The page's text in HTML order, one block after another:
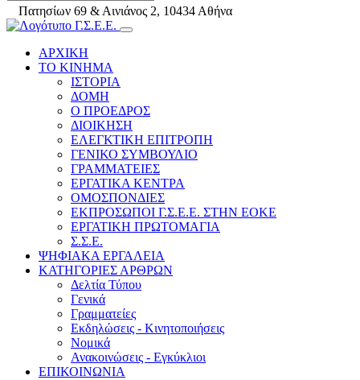
Πατησίων 69 & Αινιάνος 2, 10434 Αθήνα
ΑΡΧΙΚΗ
ΤΟ ΚΙΝΗΜΑ
ΙΣΤΟΡΙΑ
ΔΟΜΗ
Ο ΠΡΟΕΔΡΟΣ
ΔΙΟΙΚΗΣΗ
ΕΛΕΓΚΤΙΚΗ ΕΠΙΤΡΟΠΗ
ΓΕΝΙΚΟ ΣΥΜΒΟΥΛΙΟ
ΓΡΑΜΜΑΤΕΙΕΣ
ΕΡΓΑΤΙΚΑ ΚΕΝΤΡΑ
ΟΜΟΣΠΟΝΔΙΕΣ
ΕΚΠΡΟΣΩΠΟΙ Γ.Σ.Ε.Ε. ΣΤΗΝ ΕΟΚΕ
ΕΡΓΑΤΙΚΗ ΠΡΩΤΟΜΑΓΙΑ
Σ.Σ.Ε.
ΨΗΦΙΑΚΑ ΕΡΓΑΛΕΙΑ
ΚΑΤΗΓΟΡΙΕΣ ΑΡΘΡΩΝ
Δελτία Τύπου
Γενικά
Γραμματείες
Εκδηλώσεις - Κινητοποιήσεις
Νομικά
Ανακοινώσεις - Εγκύκλιοι
ΕΠΙΚΟΙΝΩΝΙΑ